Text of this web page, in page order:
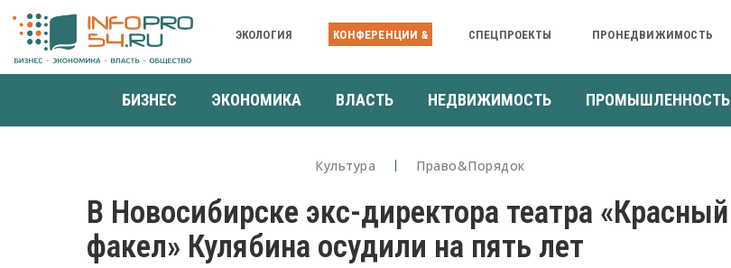
ЭКОЛОГИЯ КОНФЕРЕНЦИИ & СПЕЦПРОЕКТЫ ПРОНЕДВИЖИМОСТЬ
БИЗНЕС ЭКОНОМИКА ВЛАСТЬ НЕДВИЖИМОСТЬ ПРОМЫШЛЕННОСТЬ
Культура Право&Порядок
В Новосибирске экс-директора театра «Красный
факел» Кулябина осудили на пять лет